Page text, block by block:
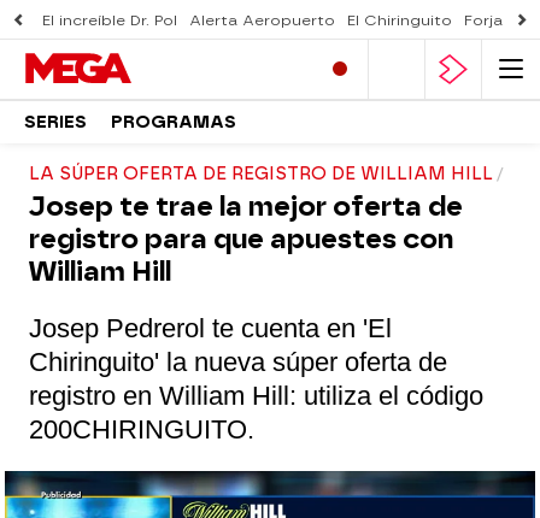
El increíble Dr. Pol Alerta Aeropuerto El Chiringuito Forjado
SERIES PROGRAMAS
LA SÚPER OFERTA DE REGISTRO DE WILLIAM HILL
Josep te trae la mejor oferta de
registro para que apuestes con
William Hill
Josep Pedrerol te cuenta en 'El
Chiringuito' la nueva súper oferta de
registro en William Hill: utiliza el código
200CHIRINGUITO.